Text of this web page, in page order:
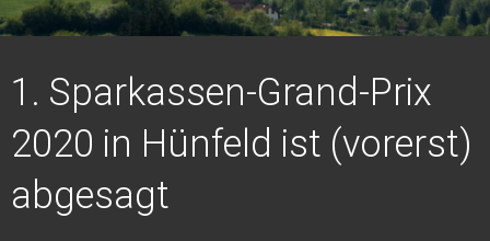
1. Sparkassen-Grand-Prix
2020 in Hünfeld ist (vorerst)
abgesagt